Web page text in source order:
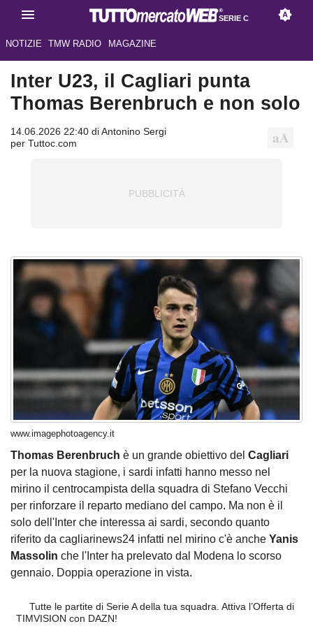
SERIE C
NOTIZIE TMW RADIO MAGAZINE
Inter U23, il Cagliari punta
Thomas Berenbruch e non solo
14.06.2026 22:40 di Antonino Sergi
per Tuttoc.com
www.imagephotoagency.it
Thomas Berenbruch è un grande obiettivo del Cagliari
per la nuova stagione, i sardi infatti hanno messo nel
mirino il centrocampista della squadra di Stefano Vecchi
per rinforzare il reparto mediano del campo. Ma non è il
solo dell'Inter che interessa ai sardi, secondo quanto
riferito da cagliarinews24 infatti nel mirino c'è anche Yanis
Massolin che l'Inter ha prelevato dal Modena lo scorso
gennaio. Doppia operazione in vista.
Tutte le partite di Serie A della tua squadra. Attiva l’Offerta di
TIMVISION con DAZN!